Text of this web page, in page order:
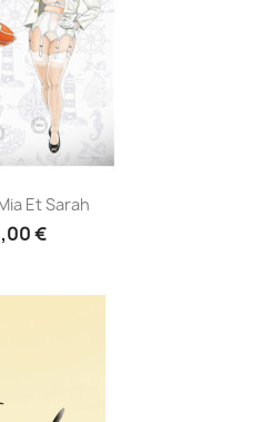
Et Sarah
€